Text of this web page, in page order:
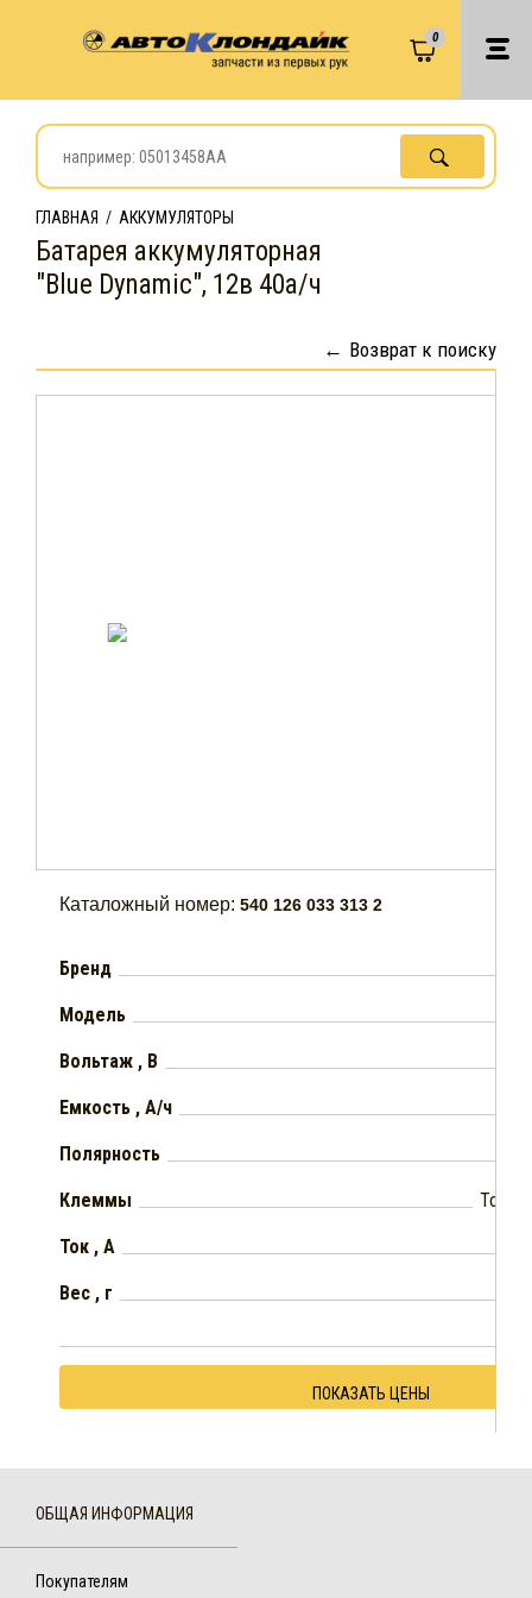
0
ГЛАВНАЯ / АККУМУЛЯТОРЫ
Батарея аккумуляторная
"Blue Dynamic", 12в 40а/ч
Возврат к поиску
Каталожный номер: 540 126 033 313 2
Бренд
Модель
Вольтаж , В
Емкость , А/ч
Полярность
Клеммы
Ток , А
Вес , г
ПОКАЗАТЬ ЦЕНЫ
ОБЩАЯ ИНФОРМАЦИЯ
Покупателям